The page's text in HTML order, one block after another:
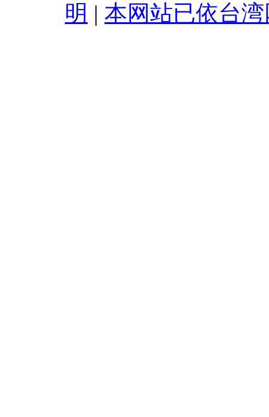
明 | 本网站已依台